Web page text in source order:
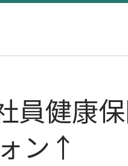
員健康
ン↑